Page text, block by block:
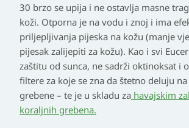
30 brzo se upija i ne ostavlja masne
koži. Otporna je na vodu i znoj i ima
priljepljivanja pijeska na kožu (manje
pijesak zalijepiti za kožu). Kao i svi
zaštitu od sunca, ne sadrži oktinoksat i
filtere za koje se zna da štetno deluju
grebene – te je u skladu za havajskim
koraljnih grebena.